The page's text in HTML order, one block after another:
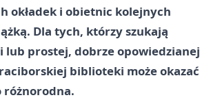
okładek i obietnic kolejnych
Dla tych, którzy szukają
lub prostej, dobrze opowiedzianej
biblioteki może okazać
różnorodna.